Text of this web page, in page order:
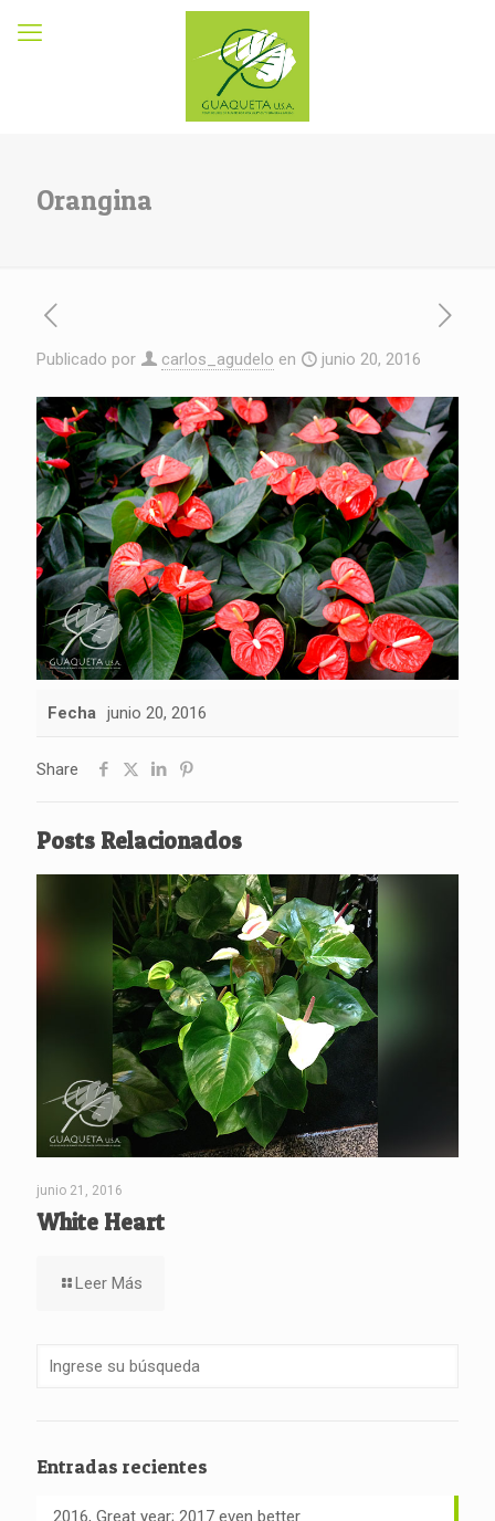
Orangina
Publicado por carlos_agudelo en junio 20, 2016
Fecha junio 20, 2016
Share
Posts Relacionados
junio 21, 2016
White Heart
Leer Más
Entradas recientes
2016, Great year; 2017 even better